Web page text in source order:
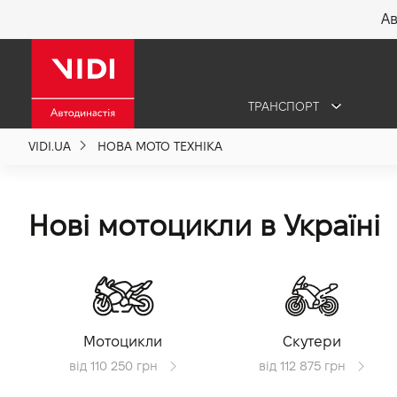
ТРАНСПОРТ
VIDI.UA НОВА МОТО ТЕХНІКА
Нові мотоцикли в Україні
Мотоцикли
від 110 250 грн
Скутери
від 112 875 грн
Про компанію
Політика якості